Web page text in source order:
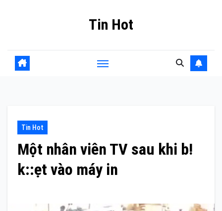
Tin Hot
Tin Hot
Một nhân viên TV sau khi b!
k::ẹt vào máy in